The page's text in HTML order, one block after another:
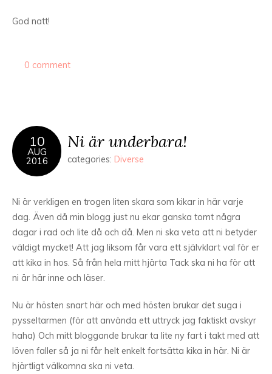
God natt!
0 comment
10
AUG
2016
Ni är underbara!
categories: Diverse
Ni är verkligen en trogen liten skara som kikar in här varje
dag. Även då min blogg just nu ekar ganska tomt några
dagar i rad och lite då och då. Men ni ska veta att ni betyder
väldigt mycket! Att jag liksom får vara ett självklart val för er
att kika in hos. Så från hela mitt hjärta Tack ska ni ha för att
ni är här inne och läser.
Nu är hösten snart här och med hösten brukar det suga i
pysseltarmen (för att använda ett uttryck jag faktiskt avskyr
haha) Och mitt bloggande brukar ta lite ny fart i takt med att
löven faller så ja ni får helt enkelt fortsätta kika in här. Ni är
hjärtligt välkomna ska ni veta.